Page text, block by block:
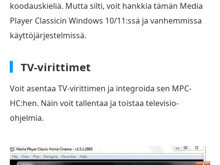
koodauskieliä. Mutta silti, voit hankkia tämän Media
Player Classicin Windows 10/11:ssä ja vanhemmissa
käyttöjärjestelmissä.
TV-virittimet
Voit asentaa TV-virittimen ja integroida sen MPC-
HC:hen. Näin voit tallentaa ja toistaa televisio-
ohjelmia.